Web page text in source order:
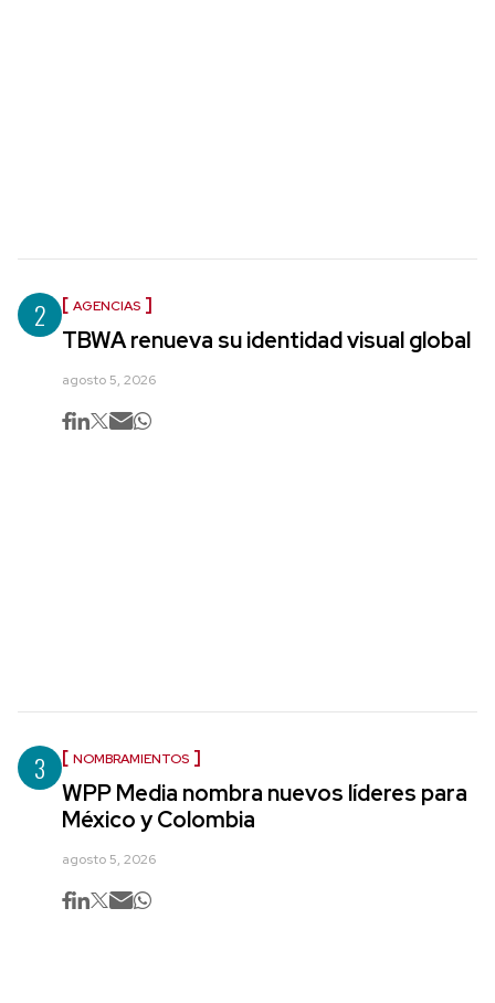
2 AGENCIAS
TBWA renueva su identidad visual global
agosto 5, 2026
3 NOMBRAMIENTOS
WPP Media nombra nuevos líderes para
México y Colombia
agosto 5, 2026